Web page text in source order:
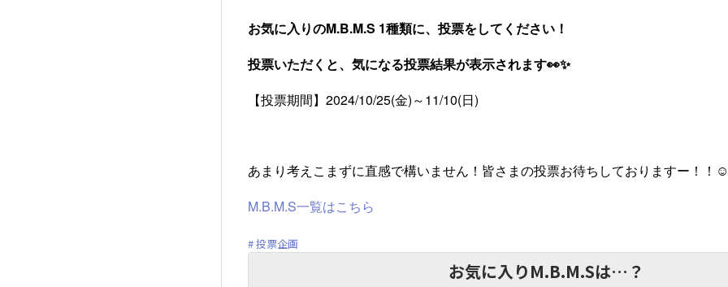
お気に入りのM.B.M.S 1種類に、投票をしてください！
投票いただくと、気になる投票結果が表示されます👀✨
【投票期間】2024/10/25(金)～11/10(日)
あまり考えこまずに直感で構いません！皆さまの投票お待ちしておりますー！！☺
M.B.M.S一覧はこちら
投票企画
お気に入りM.B.M.Sは…？